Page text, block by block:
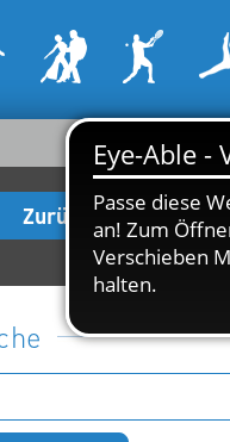
Zurück zur Startseite